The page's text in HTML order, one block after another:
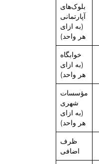
بلوک‌های
آپارتمانی
(به ازای
هر واحد)
خوابگاه
(به ازای
هر واحد)
مؤسسات
شهری
(به ازای
هر واحد)
ظرف
اضافی